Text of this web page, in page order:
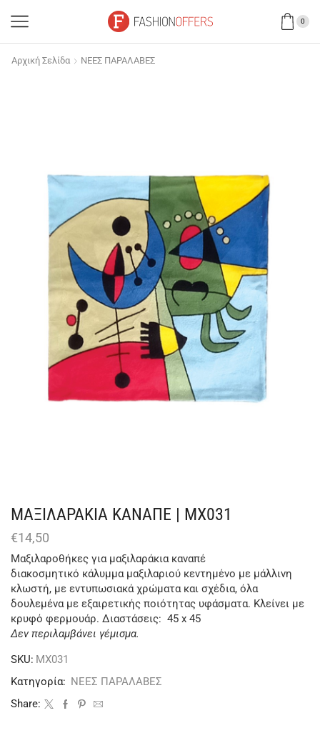
0
Αρχική Σελίδα ΝΕΕΣ ΠΑΡΑΛΑΒΕΣ
ΜΑΞΙΛΑΡΑΚΙΑ ΚΑΝΑΠΕ | ΜΧ031
€14,50
Μαξιλαροθήκες για μαξιλαράκια καναπέ
διακοσμητικό κάλυμμα μαξιλαριού κεντημένο με μάλλινη
κλωστή, με εντυπωσιακά χρώματα και σχέδια, όλα
δουλεμένα με εξαιρετικής ποιότητας υφάσματα. Κλείνει με
κρυφό φερμουάρ. Διαστάσεις: 45 x 45
Δεν περιλαμβάνει γέμισμα.
SKU: ΜΧ031
Κατηγορία: ΝΕΕΣ ΠΑΡΑΛΑΒΕΣ
Share: